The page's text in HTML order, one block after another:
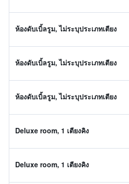
ห้องดับเบิ้ลรูม, ไม่ระบุประเภทเตียง
ห้องดับเบิ้ลรูม, ไม่ระบุประเภทเตียง
ห้องดับเบิ้ลรูม, ไม่ระบุประเภทเตียง
Deluxe room, 1 เตียงคิง
Deluxe room, 1 เตียงคิง